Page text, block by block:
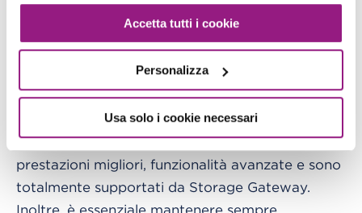
Accetta tutti i cookie
Personalizza
Usa solo i cookie necessari
complessa.
A causa di questi problemi, è altamente
raccomandato la disabilitazione di SMB1 nelle
reti e nei sistemi operativi moderni e di migrare a
versioni più recenti del protocollo come SMB2 o
SMB3, che offrono maggiore sicurezza,
prestazioni migliori, funzionalità avanzate e sono
totalmente supportati da Storage Gateway.
Inoltre, è essenziale mantenere sempre